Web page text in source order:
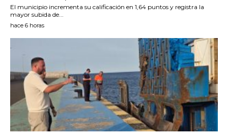
El municipio incrementa su calificación en 1,64 puntos y registra la
mayor subida de...
hace 6 horas